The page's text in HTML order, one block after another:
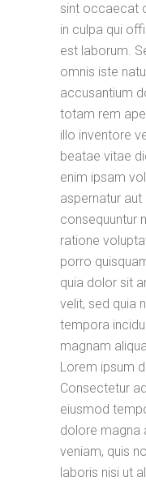
sint occaecat
in culpa qui
est laborum.
omnis iste
accusantium
totam rem
illo inventore
beatae vitae
enim ipsam
aspernatur
consequuntur
ratione
porro
quia dolor sit
velit, sed quia
tempora
magnam
Lorem ipsum
Consectetur
eiusmod
dolore magna
veniam, quis
laboris nisi ut